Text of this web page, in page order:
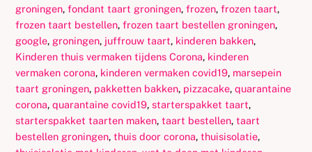
groningen,fondant taart groningen,frozen,frozen taart,
frozen taart bestellen,frozen taart bestellen groningen,
google, groningen, juffrouw taart, kinderen bakken,
Kinderen thuis vermaken tijdens Corona, kinderen
vermaken corona, kinderen vermaken covid19, marsepein
taart groningen, pakketten bakken, pizzacake,quarantaine
corona,quarantaine covid19,starterspakket taart,
starterspakket taarten maken,taart bestellen,taart
bestellen groningen,thuis door corona,thuisisolatie,